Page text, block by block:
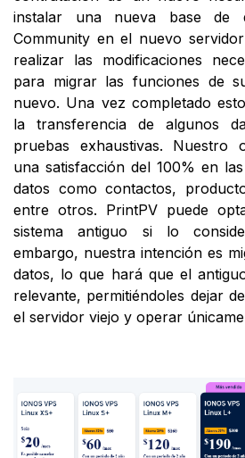
instalar una nueva base de
Community en el nuevo
realizar las modificaciones
para migrar las funciones de
nuevo. Una vez completado
la transferencia de algunos
pruebas exhaustivas. Nuestro
una satisfacción del 100% en
datos como contactos,
entre otros. PrintPV puede
sistema antiguo si lo
embargo, nuestra intención es
datos, lo que hará que el
relevante, permitiéndoles dejar
el servidor viejo y operar